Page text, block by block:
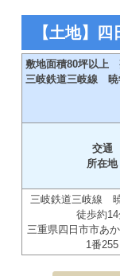
【土地】
敷地面積80坪以上
三岐鉄道三岐線
交通
所在地
三岐鉄道三岐線
徒歩約14
三重県四日市市あ
1番255